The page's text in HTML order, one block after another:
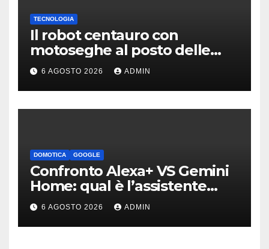
TECNOLOGIA
Il robot centauro con
motoseghe al posto delle
mani è pronto per le missioni
impossibili
6 AGOSTO 2026 ADMIN
DOMOTICA GOOGLE
Confronto Alexa+ VS Gemini
Home: qual è l’assistente
migliore | Video
6 AGOSTO 2026 ADMIN